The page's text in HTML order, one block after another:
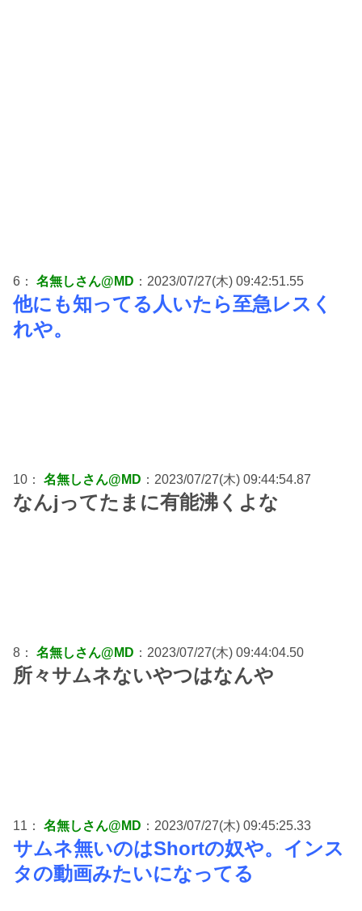
6： 名無しさん@MD ：2023/07/27(木) 09:42:51.55
他にも知ってる人いたら至急レスく
れや。
10： 名無しさん@MD ：2023/07/27(木) 09:44:54.87
なんjってたまに有能沸くよな
8： 名無しさん@MD ：2023/07/27(木) 09:44:04.50
所々サムネないやつはなんや
11： 名無しさん@MD ：2023/07/27(木) 09:45:25.33
サムネ無いのはShortの奴や。インス
タの動画みたいになってる